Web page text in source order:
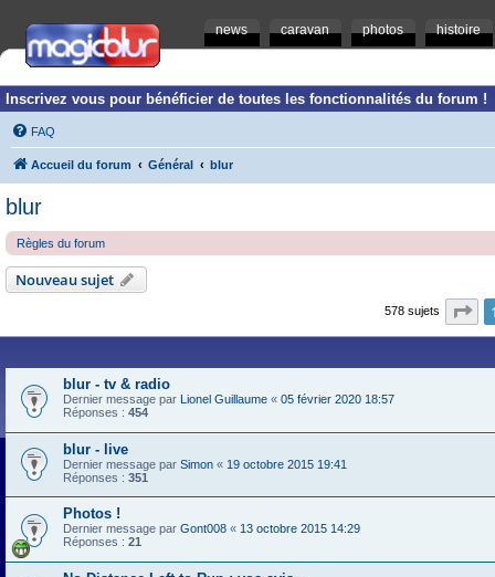
news caravan photos histoire
Inscrivez vous pour bénéficier de toutes les fonctionnalités du forum !
FAQ
Accueil du forum Général blur
blur
Règles du forum
Nouveau sujet
578 sujets
blur - tv & radio
Dernier message par Lionel Guillaume « 05 février 2020 18:57
Réponses : 454
blur - live
Dernier message par Simon « 19 octobre 2015 19:41
Réponses : 351
Photos !
Dernier message par Gont008 « 13 octobre 2015 14:29
Réponses : 21